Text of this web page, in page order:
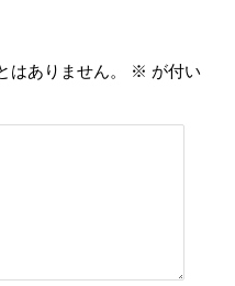
はありません。 ※ が付い